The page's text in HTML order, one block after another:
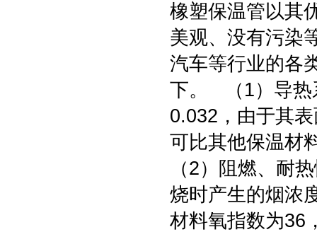
橡塑保温管以其
美观、没有污染
汽车等行业的各
下。 （1）导热
0.032，由于其
可比其他保温材
（2）阻燃、耐
烧时产生的烟浓
材料氧指数为36